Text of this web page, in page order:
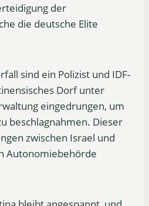
der
die deutsche Elite
sind ein Polizist und IDF-
Dorf unter
eingedrungen, um
beschlagnahmen. Dieser
zwischen Israel und
Autonomiebehörde